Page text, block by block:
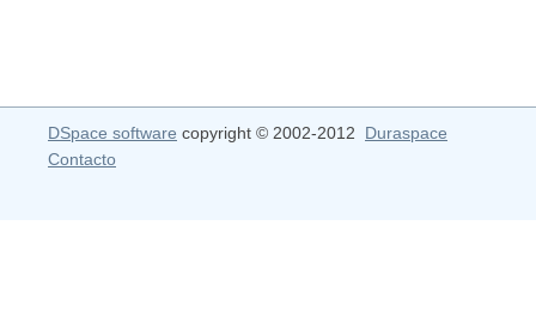
DSpace software copyright © 2002-2012 Duraspace
Contacto